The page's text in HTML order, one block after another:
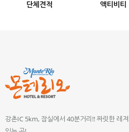
단체견적 액티비티
강촌IC 5km, 잠실에서 40분거리!! 짜릿한 레